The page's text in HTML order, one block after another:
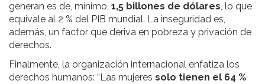
generan es de, mínimo, 1,5 billones de dólares, lo que
equivale al 2 % del PIB mundial. La inseguridad es,
además, un factor que deriva en pobreza y privación de
derechos.
Finalmente, la organización internacional enfatiza los
derechos humanos: “Las mujeres solo tienen el 64 %